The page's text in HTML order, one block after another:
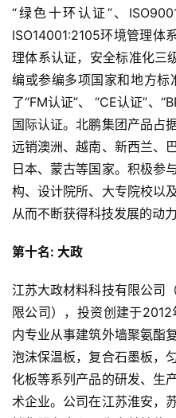
“绿色十环认证”、
ISO14001:2105环境管理体
理体系认证，安全标准化三
编或参编多项国家和地方
了“FM认证”、 “CE认证”、
国际认证。北鹏集团产品占
远销澳洲、越南、新西兰、
日本、蒙古等国家。积极参
构、设计院所、大专院校以
从而不断获得科技发展的动力
第十名: 大政
江苏大政材料科技有限公司
限公司），投资创建于
内专业从事建筑外墙聚氨酯
泡沫保温板，复合石墨板，
化板等系列产品的研发、生
术企业。公司在江苏淮安，